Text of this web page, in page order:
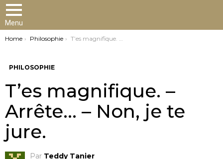
Menu
You are here:
Home Philosophie T’es magnifique. – Arrête… – Non, je te jure.
PHILOSOPHIE
T’es magnifique. –
Arrête… – Non, je te
jure.
Par Teddy Tanier